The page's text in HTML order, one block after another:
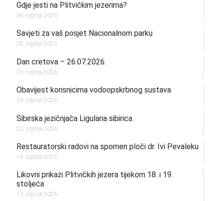
Gdje jesti na Plitvičkim jezerima?
28. srpnja 2026.
Savjeti za vaš posjet Nacionalnom parku
28. srpnja 2026.
Dan cretova – 26.07.2026.
26. srpnja 2026.
Obavijest korisnicima vodoopskrbnog sustava
24. srpnja 2026.
Sibirska jezičnjača Ligularia sibirica
23. srpnja 2026.
Restauratorski radovi na spomen ploči dr. Ivi Pevaleku
14. srpnja 2026.
Likovni prikazi Plitvičkih jezera tijekom 18. i 19.
stoljeća
13. srpnja 2026.